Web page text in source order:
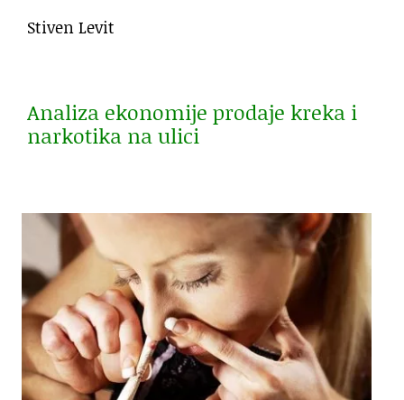
Stiven Levit
Analiza ekonomije prodaje kreka i
narkotika na ulici